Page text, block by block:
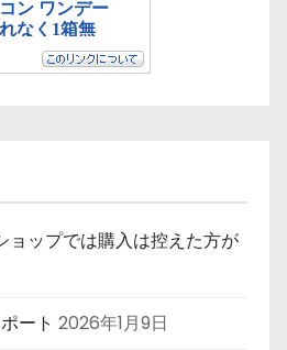
ョップでは購入は控えた方が
ート 2026年1月9日